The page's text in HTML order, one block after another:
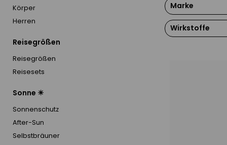
Körper
Herren
Reisegrößen
Reisegrößen
Reisesets
Sonne ☀
Sonnenschutz
After-Sun
Selbstbräuner
Marke
BABOR
Wirkstoffe